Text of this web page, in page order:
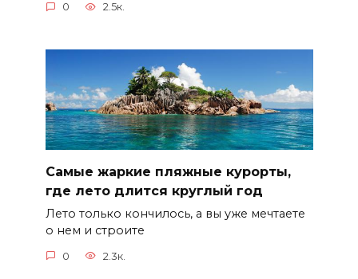
0 2.5к.
Самые жаркие пляжные курорты,
где лето длится круглый год
Лето только кончилось, а вы уже мечтаете
о нем и строите
0 2.3к.